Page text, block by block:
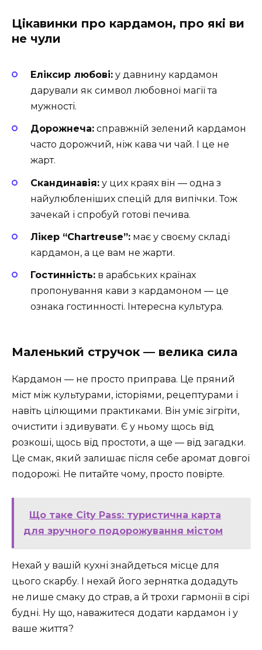
Цікавинки про кардамон, про які ви
не чули
Еліксир любові: у давнину кардамон
дарували як символ любовної магії та
мужності.
Дорожнеча: справжній зелений кардамон
часто дорожчий, ніж кава чи чай. І це не
жарт.
Скандинавія: у цих краях він — одна з
найулюбленіших спецій для випічки. Тож
зачекай і спробуй готові печива.
Лікер “Chartreuse”: має у своєму складі
кардамон, а це вам не жарти.
Гостинність: в арабських країнах
пропонування кави з кардамоном — це
ознака гостинності. Інтересна культура.
Маленький стручок — велика сила
Кардамон — не просто приправа. Це пряний
міст між культурами, історіями, рецептурами і
навіть цілющими практиками. Він уміє зігріти,
очистити і здивувати. Є у ньому щось від
розкоші, щось від простоти, а ще — від загадки.
Це смак, який залишає після себе аромат довгої
подорожі. Не питайте чому, просто повірте.
Що таке City Pass: туристична карта
для зручного подорожування містом
Нехай у вашій кухні знайдеться місце для
цього скарбу. І нехай його зернятка додадуть
не лише смаку до страв, а й трохи гармонії в сірі
будні. Ну що, наважитеся додати кардамон і у
ваше життя?